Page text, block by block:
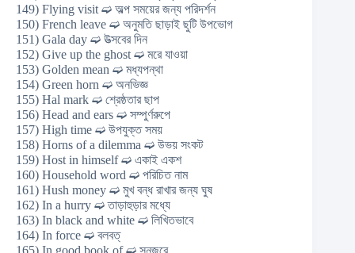
149) Flying visit ➫ অল্প সময়ের জন্য পরিদর্শন
150) French leave ➫ অনুমতি ছাড়াই ছুটি উপভোগ
151) Gala day ➫ উত্সবের দিন
152) Give up the ghost ➫ মরে যাওয়া
153) Golden mean ➫ মধ্যপন্থা
154) Green horn ➫ অনভিজ্ঞ
155) Hal mark ➫ শ্রেষ্ঠতার ছাপ
156) Head and ears ➫ সম্পুর্ণরুপে
157) High time ➫ উপযুক্ত সময়
158) Horns of a dilemma ➫ উভয় সংকট
159) Host in himself ➫ একাই একশ
160) Household word ➫ পরিচিত নাম
161) Hush money ➫ মুখ বন্ধ রাখার জন্য ঘুষ
162) In a hurry ➫ তাড়াহুড়ার মধ্যে
163) In black and white ➫ লিখিতভাবে
164) In force ➫ বলবত্